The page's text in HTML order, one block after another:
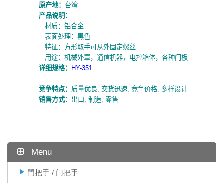
原产地： 台湾
产品说明：
材质：铝合金
表面处理：黑色
特征：方形取手可从外固定螺丝
用途：机械外罩，通信机器，电控箱体，各种门板
详细规格： HY-351
竞争特点： 质量优良, 交货迅速, 竞争价格, 多样设计
销售方式： 出口 , 制造, 零售
Menu
門把手 / 门把手